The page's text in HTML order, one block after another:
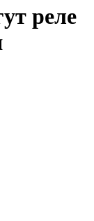
реле